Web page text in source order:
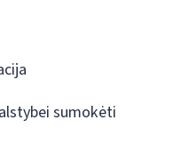
sumokėti